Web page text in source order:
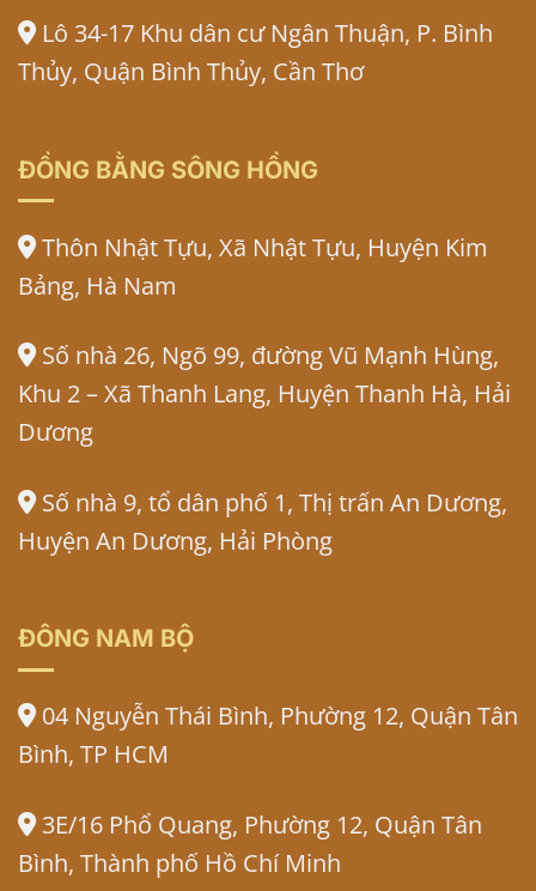
Lô 34-17 Khu dân cư Ngân Thuận, P. Bình
Thủy, Quận Bình Thủy, Cần Thơ
ĐỒNG BẰNG SÔNG HỒNG
Thôn Nhật Tựu, Xã Nhật Tựu, Huyện Kim
Bảng, Hà Nam
Số nhà 26, Ngõ 99, đường Vũ Mạnh Hùng,
Khu 2 – Xã Thanh Lang, Huyện Thanh Hà, Hải
Dương
Số nhà 9, tổ dân phố 1, Thị trấn An Dương,
Huyện An Dương, Hải Phòng
ĐÔNG NAM BỘ
04 Nguyễn Thái Bình, Phường 12, Quận Tân
Bình, TP HCM
3E/16 Phổ Quang, Phường 12, Quận Tân
Bình, Thành phố Hồ Chí Minh